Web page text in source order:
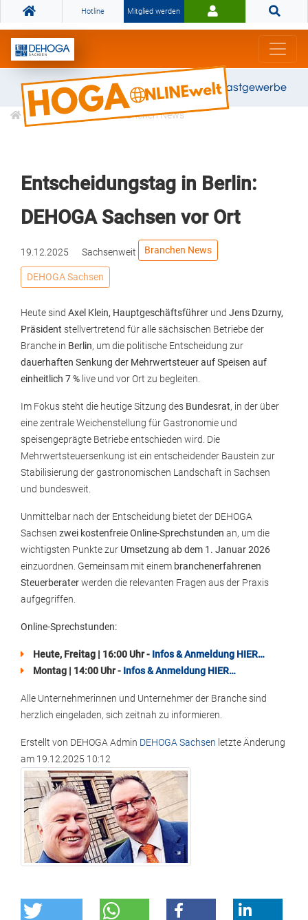
Hotline Mitglied werden
Gemeinsam stark für das Gastgewerbe
Informationen Branchen News
Entscheidungstag in Berlin:
DEHOGA Sachsen vor Ort
19.12.2025 Sachsenweit Branchen News
DEHOGA Sachsen
Heute sind Axel Klein, Hauptgeschäftsführer und Jens Dzurny,
Präsident stellvertretend für alle sächsischen Betriebe der
Branche in Berlin, um die politische Entscheidung zur
dauerhaften Senkung der Mehrwertsteuer auf Speisen auf
einheitlich 7 % live und vor Ort zu begleiten.
Im Fokus steht die heutige Sitzung des Bundesrat, in der über
eine zentrale Weichenstellung für Gastronomie und
speisengeprägte Betriebe entschieden wird. Die
Mehrwertsteuersenkung ist ein entscheidender Baustein zur
Stabilisierung der gastronomischen Landschaft in Sachsen
und bundesweit.
Unmittelbar nach der Entscheidung bietet der DEHOGA
Sachsen zwei kostenfreie Online-Sprechstunden an, um die
wichtigsten Punkte zur Umsetzung ab dem 1. Januar 2026
einzuordnen. Gemeinsam mit einem branchenerfahrenen
Steuerberaterwerden die relevanten Fragen aus der Praxis
aufgegriffen.
Online-Sprechstunden:
Heute, Freitag | 16:00 Uhr - Infos & Anmeldung HIER…
Montag | 14:00 Uhr - Infos & Anmeldung HIER…
Alle Unternehmerinnen und Unternehmer der Branche sind
herzlich eingeladen, sich zeitnah zu informieren.
Erstellt von DEHOGA Admin DEHOGA Sachsen letzte Änderung
am 19.12.2025 10:12